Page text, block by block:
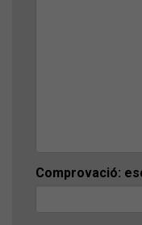
Comprovació: